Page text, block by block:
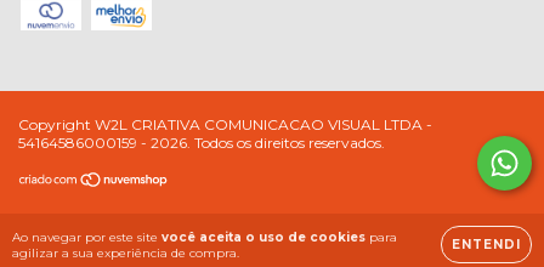
Ao navegar por este site você aceita o uso de cookies para
agilizar a sua experiência de compra.
ENTENDI
Copyright W2L CRIATIVA COMUNICACAO VISUAL LTDA -
54164586000159 - 2026. Todos os direitos reservados.